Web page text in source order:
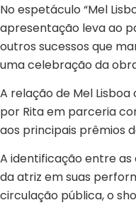
No espetáculo “Mel
apresentação leva ao
outros sucessos que
uma celebração da
A relação de Mel
por Rita em parceria
aos principais prêmios
A identificação entre as
da atriz em suas
circulação pública, o